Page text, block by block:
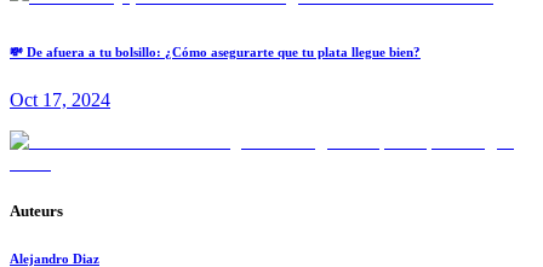
💸 De afuera a tu bolsillo: ¿Cómo asegurarte que tu plata llegue bien?
Oct 17, 2024
Auteurs
Alejandro Diaz